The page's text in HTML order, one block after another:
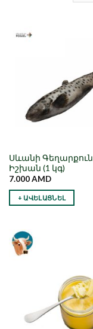
Սևանի
Իշխան (1 կգ)
7.000AMD
+ ԱՎԵԼԱՑՆԵԼ